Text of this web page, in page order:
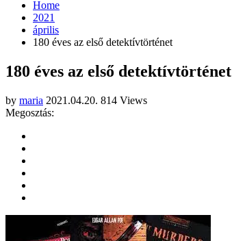
Home
2021
április
180 éves az első detektívtörténet
180 éves az első detektívtörténet
by maria 2021.04.20. 814 Views
Megosztás: